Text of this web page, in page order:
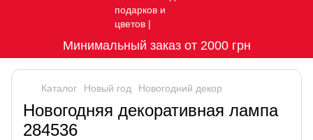
Минимальный заказ от 2000 грн
Каталог Новый год Новогодний декор
Новогодняя декоративная лампа
284536